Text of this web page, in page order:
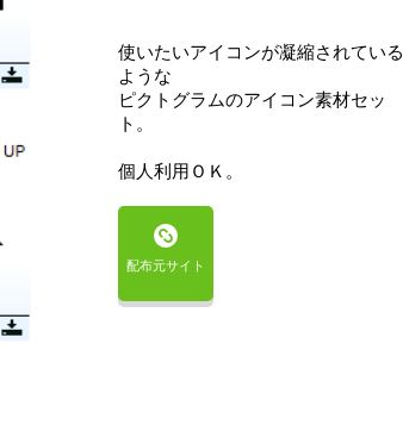
使いたいアイコンが凝縮されている
ような
ピクトグラムのアイコン素材セッ
ト。
個人利用ＯＫ。
配布元サイト